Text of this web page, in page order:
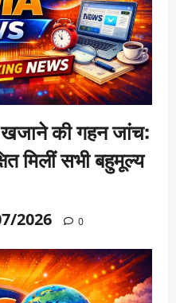
की गहन जांच:
मिलीं सभी बहुमूल्य
2026 0